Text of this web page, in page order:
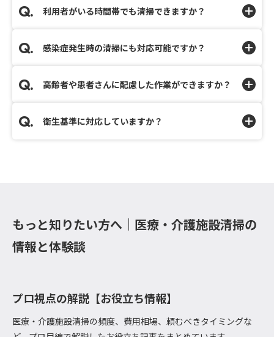
利用者がいる時間帯でも清掃できますか？
感染症発生時の清掃にも対応可能ですか？
高齢者や患者さんに配慮した作業ができますか？
衛生基準に対応していますか？
もっと知りたい方へ｜医療・介護施設清掃の
情報と体験談
プロ視点の解説【お役立ち情報】
医療・介護施設清掃の頻度、費用相場、頼むべきタイミングな